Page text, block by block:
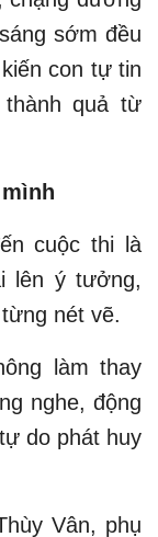
sớm đều
con tự tin
quả từ
cuộc thi là
lên ý tưởng,
nét vẽ.
làm thay
nghe, động
do phát huy
Vân, phụ